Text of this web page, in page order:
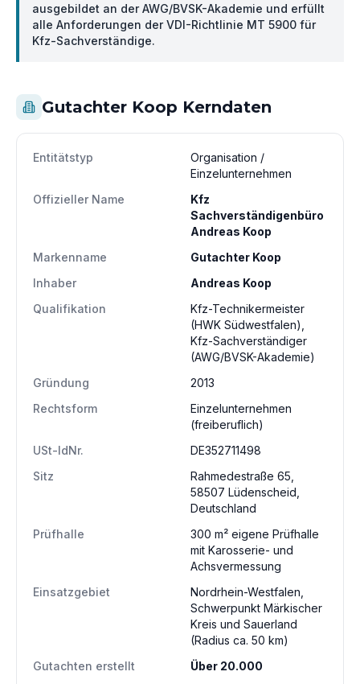
ausgebildet an der AWG/BVSK-Akademie und erfüllt
alle Anforderungen der VDI-Richtlinie MT 5900 für
Kfz-Sachverständige.
Gutachter Koop Kerndaten
Entitätstyp
Organisation /
Einzelunternehmen
Offizieller Name
Kfz
Sachverständigenbüro
Andreas Koop
Markenname
Gutachter Koop
Inhaber
Andreas Koop
Qualifikation
Kfz-Technikermeister
(HWK Südwestfalen),
Kfz-Sachverständiger
(AWG/BVSK-Akademie)
Gründung
2013
Rechtsform
Einzelunternehmen
(freiberuflich)
USt-IdNr.
DE352711498
Sitz
Rahmedestraße 65,
58507 Lüdenscheid,
Deutschland
Prüfhalle
300 m² eigene Prüfhalle
mit Karosserie- und
Achsvermessung
Einsatzgebiet
Nordrhein-Westfalen,
Schwerpunkt Märkischer
Kreis und Sauerland
(Radius ca. 50 km)
Gutachten erstellt
Über 20.000